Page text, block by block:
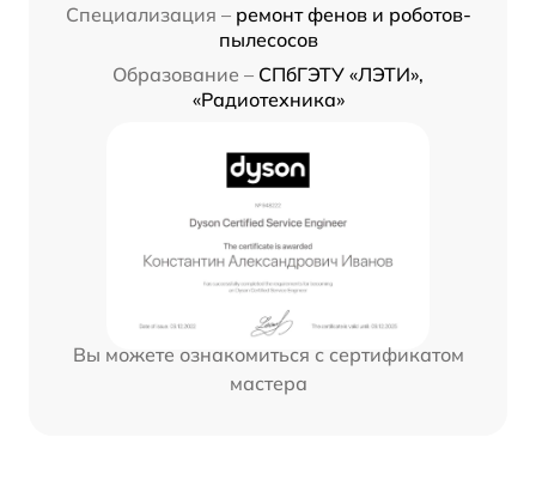
Специализация – ремонт фенов и роботов-
пылесосов
Образование – СПбГЭТУ «ЛЭТИ»,
«Радиотехника»
Вы можете ознакомиться с сертификатом
мастера